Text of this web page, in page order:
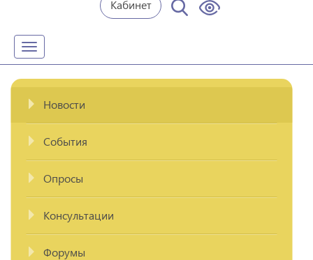
Кабинет
Toggle
navigation
Новости
События
Опросы
Консультации
Форумы